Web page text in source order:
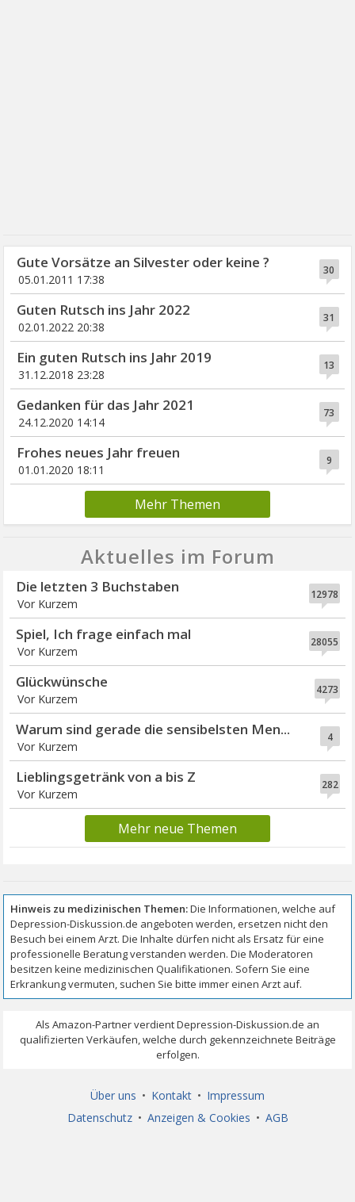
30
Gute Vorsätze an Silvester oder keine ?
05.01.2011 17:38
31
Guten Rutsch ins Jahr 2022
02.01.2022 20:38
13
Ein guten Rutsch ins Jahr 2019
31.12.2018 23:28
73
Gedanken für das Jahr 2021
24.12.2020 14:14
9
Frohes neues Jahr freuen
01.01.2020 18:11
Mehr Themen
Aktuelles im Forum
12978
Die letzten 3 Buchstaben
Vor Kurzem
28055
Spiel, Ich frage einfach mal
Vor Kurzem
4273
Glückwünsche
Vor Kurzem
4
Warum sind gerade die sensibelsten Men...
Vor Kurzem
282
Lieblingsgetränk von a bis Z
Vor Kurzem
Mehr neue Themen
Über uns • Kontakt • Impressum
Datenschutz • Anzeigen & Cookies • AGB